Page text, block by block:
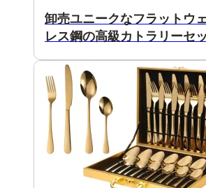
卸売ユニークなフラットウ
レス鋼の高級カトラリーセ